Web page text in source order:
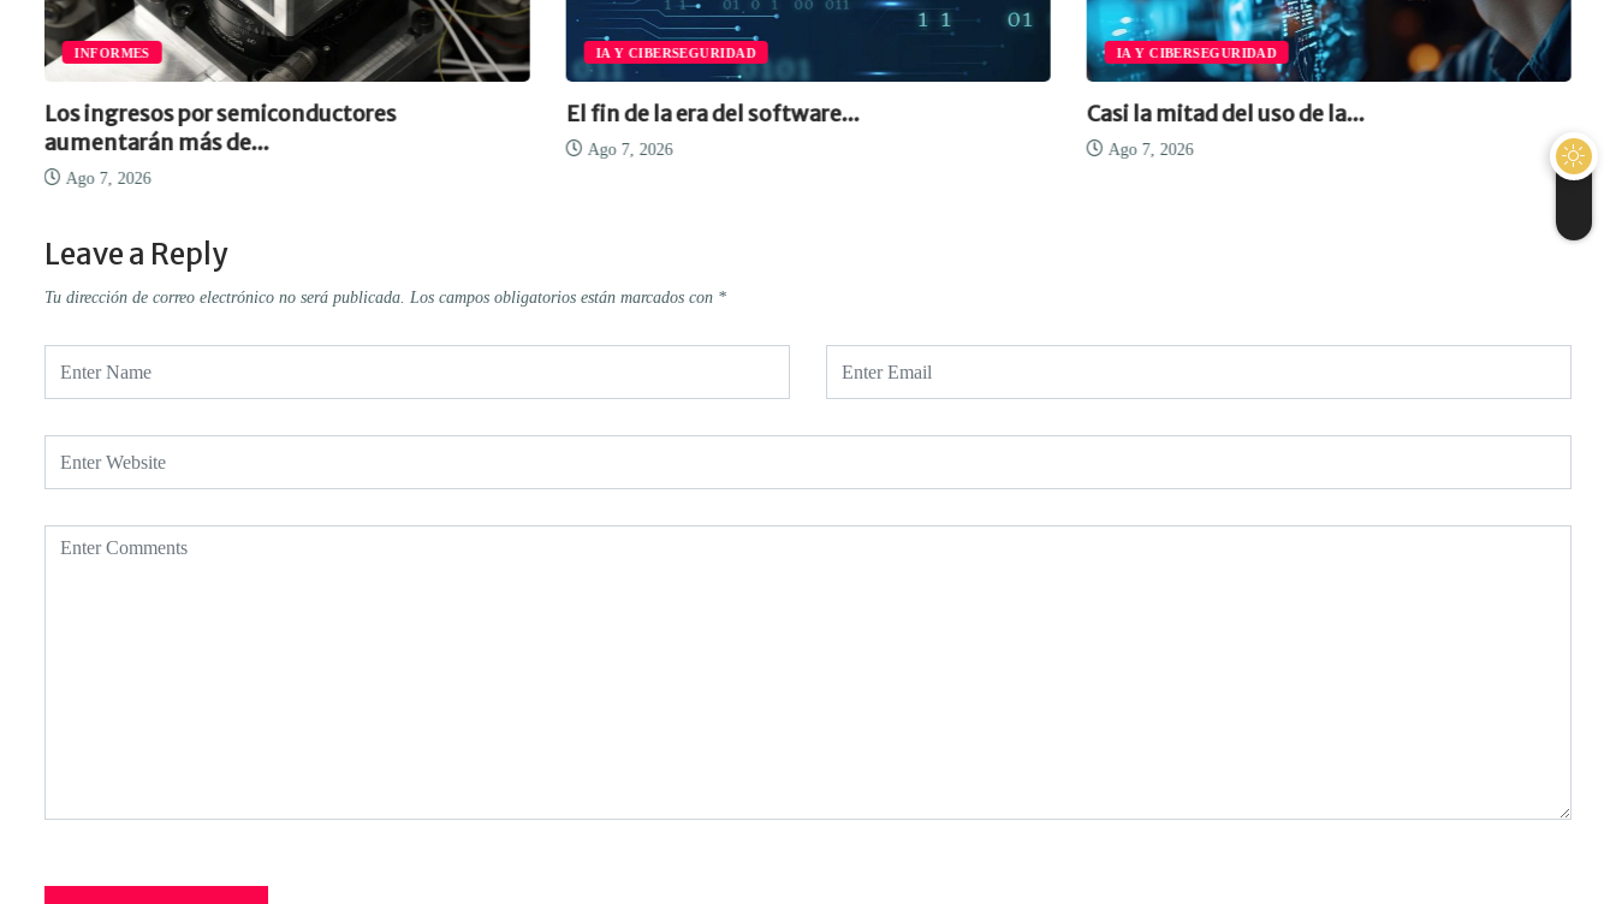
INFORMES
Los ingresos por semiconductores
aumentarán más de...
Ago 7, 2026
IA Y CIBERSEGURIDAD
El fin de la era del software...
Ago 7, 2026
IA Y CIBERSEGURIDAD
Casi la mitad del uso de la...
Ago 7, 2026
Leave a Reply
Tu dirección de correo electrónico no será publicada. Los campos obligatorios están marcados con *